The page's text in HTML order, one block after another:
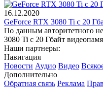
16.12.2020
GeForce RTX 3080 Ti с 20
По данным авторитетного
3080 Ti с 20 Гбайт
Наши партнеры:
Навигация
Новости Аудио Видео
Дополнительно
Обратная связь Реклама